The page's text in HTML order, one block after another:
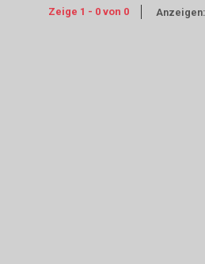
Zeige 1 - 0 von 0 Anzeigen: